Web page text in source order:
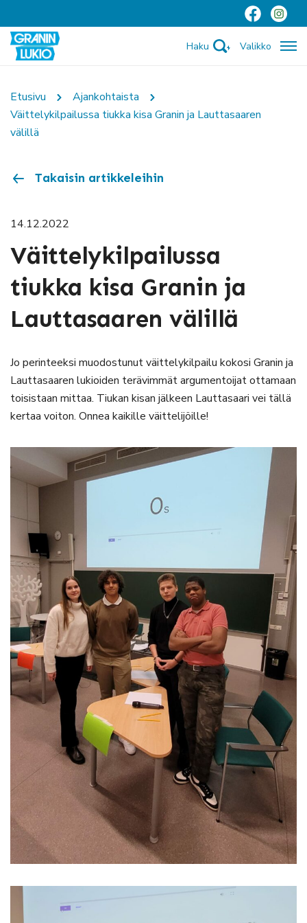
Haku Valikko
Etusivu
Ajankohtaista
Väittelykilpailussa tiukka kisa Granin ja Lauttasaaren
välillä
Takaisin artikkeleihin
14.12.2022
Väittelykilpailussa
tiukka kisa Granin ja
Lauttasaaren välillä
Jo perinteeksi muodostunut väittelykilpailu kokosi Granin ja
Lauttasaaren lukioiden terävimmät argumentoijat ottamaan
toisistaan mittaa. Tiukan kisan jälkeen Lauttasaari vei tällä
kertaa voiton. Onnea kaikille väittelijöille!